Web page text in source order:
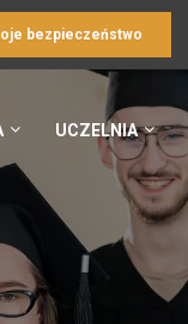
bezpieczeństwo
UCZELNIA